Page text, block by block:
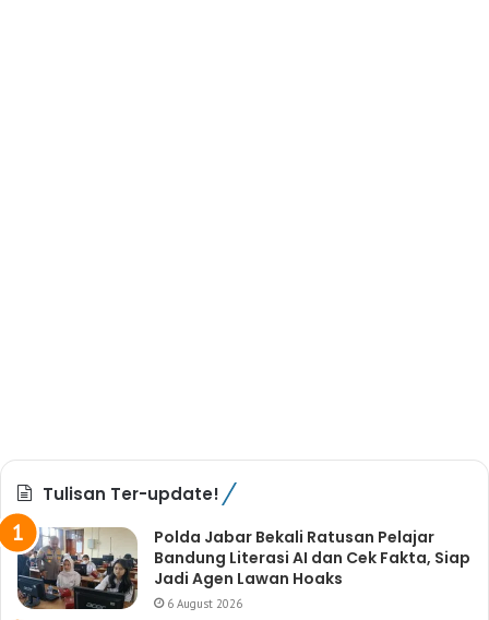
Tulisan Ter-update!
Polda Jabar Bekali Ratusan Pelajar
Bandung Literasi AI dan Cek Fakta, Siap
Jadi Agen Lawan Hoaks
6 August 2026